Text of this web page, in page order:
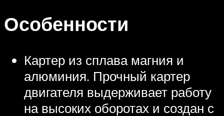
Особенности
Картер из сплава магния и
алюминия. Прочный картер
двигателя выдерживает работу
на высоких оборотах и создан с